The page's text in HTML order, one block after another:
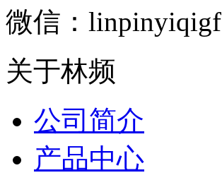
微信：linpinyiqigf
关于林频
公司简介
产品中心